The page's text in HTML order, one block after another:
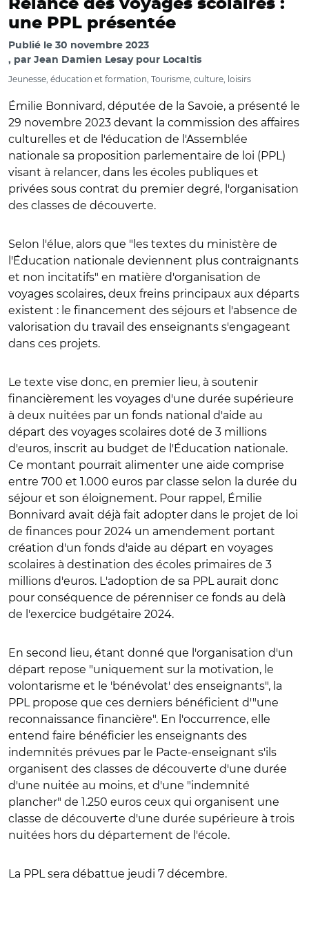
Relance des voyages scolaires :
une PPL présentée
Publié le 30 novembre 2023
par Jean Damien Lesay pour Localtis
Jeunesse, éducation et formation, Tourisme, culture, loisirs
Émilie Bonnivard, députée de la Savoie, a présenté le
29 novembre 2023 devant la commission des affaires
culturelles et de l'éducation de l'Assemblée
nationale sa proposition parlementaire de loi (PPL)
visant à relancer, dans les écoles publiques et
privées sous contrat du premier degré, l'organisation
des classes de découverte.
Selon l'élue, alors que "les textes du ministère de
l'Éducation nationale deviennent plus contraignants
et non incitatifs" en matière d'organisation de
voyages scolaires, deux freins principaux aux départs
existent : le financement des séjours et l'absence de
valorisation du travail des enseignants s'engageant
dans ces projets.
Le texte vise donc, en premier lieu, à soutenir
financièrement les voyages d'une durée supérieure
à deux nuitées par un fonds national d'aide au
départ des voyages scolaires doté de 3 millions
d'euros, inscrit au budget de l'Éducation nationale.
Ce montant pourrait alimenter une aide comprise
entre 700 et 1.000 euros par classe selon la durée du
séjour et son éloignement. Pour rappel, Émilie
Bonnivard avait déjà fait adopter dans le projet de loi
de finances pour 2024 un amendement portant
création d'un fonds d'aide au départ en voyages
scolaires à destination des écoles primaires de 3
millions d'euros. L'adoption de sa PPL aurait donc
pour conséquence de pérenniser ce fonds au delà
de l'exercice budgétaire 2024.
En second lieu, étant donné que l'organisation d'un
départ repose "uniquement sur la motivation, le
volontarisme et le 'bénévolat' des enseignants", la
PPL propose que ces derniers bénéficient d'"une
reconnaissance financière". En l'occurrence, elle
entend faire bénéficier les enseignants des
indemnités prévues par le Pacte-enseignant s'ils
organisent des classes de découverte d'une durée
d'une nuitée au moins, et d'une "indemnité
plancher" de 1.250 euros ceux qui organisent une
classe de découverte d'une durée supérieure à trois
nuitées hors du département de l'école.
La PPL sera débattue jeudi 7 décembre.